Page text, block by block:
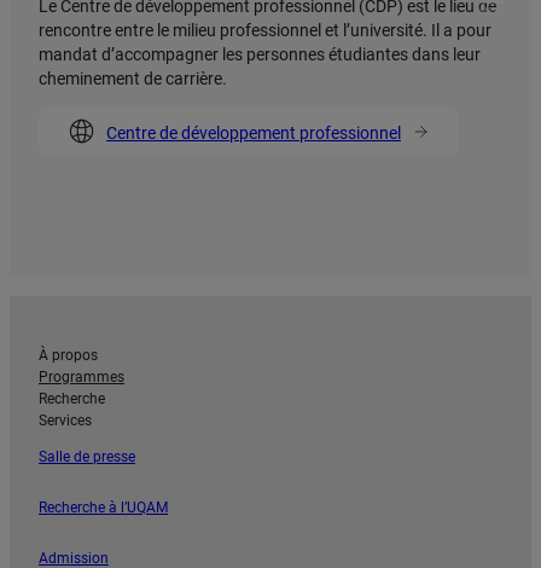
MENU
Le Centre de développement professionnel (CDP) est le lieu de
rencontre entre le milieu professionnel et l’université. Il a pour
mandat d’accompagner les personnes étudiantes dans leur
cheminement de carrière.
Centre de développement professionnel
À propos
Programmes
Recherche
Services
Salle de presse
Recherche à l’UQAM
Admission